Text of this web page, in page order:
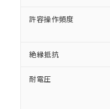
許容操作頻度
絶縁抵抗
耐電圧